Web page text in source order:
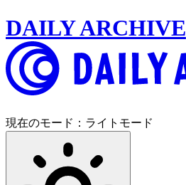
DAILY ARCHIVE
現在のモード： ライトモード